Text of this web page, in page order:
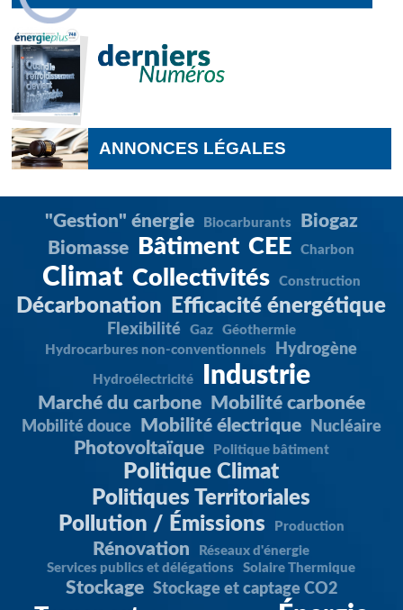
ANNONCES LÉGALES
"Gestion" énergie Biocarburants
Biogaz
Biomasse
Bâtiment CEE Charbon
Climat Collectivités Construction
Décarbonation Efficacité énergétique
Flexibilité Gaz
Géothermie
Hydrocarbures non-conventionnels
Hydrogène
Hydroélectricité Industrie
Marché du carbone Mobilité carbonée
Mobilité douce Mobilité électrique Nucléaire
Photovoltaïque Politique bâtiment
Politique Climat
Politiques Territoriales
Pollution / Émissions
Production
Rénovation
Réseaux d'énergie
Services publics et délégations
Solaire Thermique
Stockage Stockage et captage CO2